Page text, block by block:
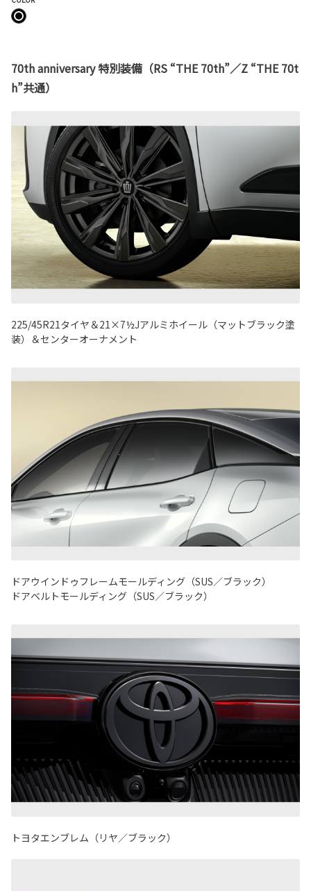
70th anniversary 特別装備（RS “THE 70th”／Z “THE 70t
h”共通）
225/45R21タイヤ＆21×7½Jアルミホイール（マットブラック塗
装）＆センターオーナメント
ドアウインドゥフレームモールディング（SUS／ブラック）
ドアベルトモールディング（SUS／ブラック）
トヨタエンブレム（リヤ／ブラック）